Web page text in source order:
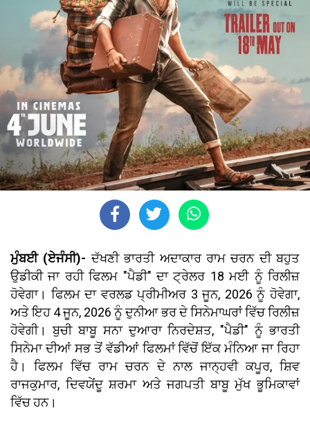
ਮੁੰਬਈ (ਏਜੰਸੀ)- ਦੱਖਣੀ ਭਾਰਤੀ ਅਦਾਕਾਰ ਰਾਮ ਚਰਨ ਦੀ ਬਹੁਤ
ਉਡੀਕੀ ਜਾ ਰਹੀ ਫਿਲਮ "ਪੈਡੀ" ਦਾ ਟ੍ਰੇਲਰ 18 ਮਈ ਨੂੰ ਰਿਲੀਜ਼
ਹੋਵੇਗਾ। ਫਿਲਮ ਦਾ ਵਰਲਡ ਪ੍ਰੀਮੀਅਰ 3 ਜੂਨ, 2026 ਨੂੰ ਹੋਵੇਗਾ,
ਅਤੇ ਇਹ 4 ਜੂਨ, 2026 ਨੂੰ ਦੁਨੀਆ ਭਰ ਦੇ ਸਿਨੇਮਾਘਰਾਂ ਵਿੱਚ ਰਿਲੀਜ਼
ਹੋਵੇਗੀ। ਬੁਚੀ ਬਾਬੂ ਸਨਾ ਦੁਆਰਾ ਨਿਰਦੇਸ਼ਤ, "ਪੈਡੀ" ਨੂੰ ਭਾਰਤੀ
ਸਿਨੇਮਾ ਦੀਆਂ ਸਭ ਤੋਂ ਵੱਡੀਆਂ ਫਿਲਮਾਂ ਵਿੱਚੋਂ ਇੱਕ ਮੰਨਿਆ ਜਾ ਰਿਹਾ
ਹੈ। ਫਿਲਮ ਵਿੱਚ ਰਾਮ ਚਰਨ ਦੇ ਨਾਲ ਜਾਨ੍ਹਵੀ ਕਪੂਰ, ਸ਼ਿਵ
ਰਾਜਕੁਮਾਰ, ਦਿਵਯੇਂਦੂ ਸ਼ਰਮਾ ਅਤੇ ਜਗਪਤੀ ਬਾਬੂ ਮੁੱਖ ਭੂਮਿਕਾਵਾਂ
ਵਿੱਚ ਹਨ।